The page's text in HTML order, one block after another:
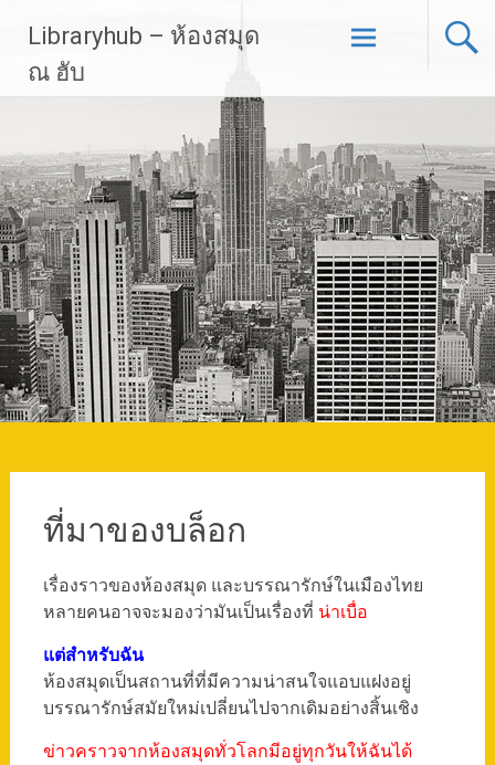
content
Libraryhub – ห้องสมุด
ณ ฮับ
ที่มาของบล็อก
เรื่องราวของห้องสมุด และบรรณารักษ์ในเมืองไทย
หลายคนอาจจะมองว่ามันเป็นเรื่องที่ น่าเบื่อ
แต่สำหรับฉัน
ห้องสมุดเป็นสถานที่ที่มีความน่าสนใจแอบแฝงอยู่
บรรณารักษ์สมัยใหม่เปลี่ยนไปจากเดิมอย่างสิ้นเชิง
ข่าวคราวจากห้องสมุดทั่วโลกมีอยู่ทุกวันให้ฉันได้